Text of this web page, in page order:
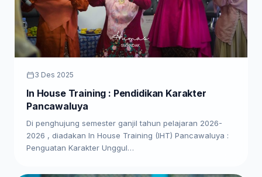
3 Des 2025
In House Training : Pendidikan Karakter
Pancawaluya
Di penghujung semester ganjil tahun pelajaran 2026-
2026 , diadakan In House Training (IHT) Pancawaluya :
Penguatan Karakter Unggul…